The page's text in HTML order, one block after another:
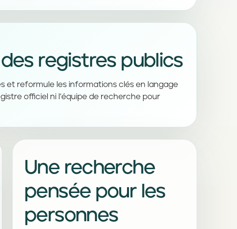
registres publics
et reformule les informations clés en langage
officiel ni l’équipe de recherche pour
Une recherche
pensée pour les
personnes